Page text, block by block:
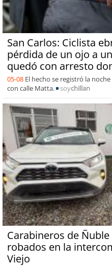
San Carlos: Ciclista
pérdida de un ojo a
quedó con arresto
05-08 El hecho se registró la
con calle Matta.
soychillan
Carabineros de
robados en la
Viejo